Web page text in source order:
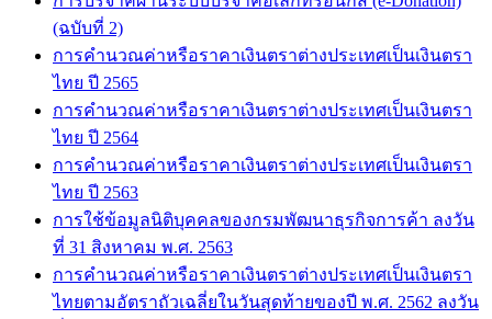
(ฉบับที่ 2)
การคำนวณค่าหรือราคาเงินตราต่างประเทศเป็นเงินตรา
ไทย ปี 2565
การคำนวณค่าหรือราคาเงินตราต่างประเทศเป็นเงินตรา
ไทย ปี 2564
การคำนวณค่าหรือราคาเงินตราต่างประเทศเป็นเงินตรา
ไทย ปี 2563
การใช้ข้อมูลนิติบุคคลของกรมพัฒนาธุรกิจการค้า ลงวัน
ที่ 31 สิงหาคม พ.ศ. 2563
การคำนวณค่าหรือราคาเงินตราต่างประเทศเป็นเงินตรา
ไทยตามอัตราถัวเฉลี่ยในวันสุดท้ายของปี พ.ศ. 2562 ลงวัน